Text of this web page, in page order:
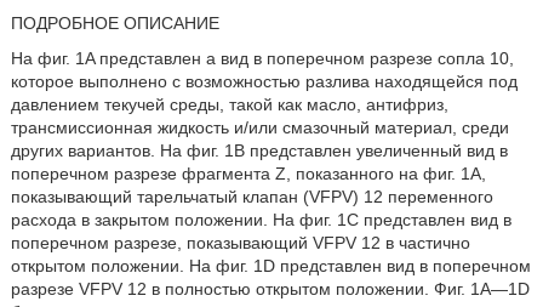
ПОДРОБНОЕ ОПИСАНИЕ
На фиг. 1A представлен a вид в поперечном разрезе сопла 10,
которое выполнено с возможностью разлива находящейся под
давлением текучей среды, такой как масло, антифриз,
трансмиссионная жидкость и/или смазочный материал, среди
других вариантов. На фиг. 1B представлен увеличенный вид в
поперечном разрезе фрагмента Z, показанного на фиг. 1A,
показывающий тарельчатый клапан (VFPV) 12 переменного
расхода в закрытом положении. На фиг. 1C представлен вид в
поперечном разрезе, показывающий VFPV 12 в частично
открытом положении. На фиг. 1D представлен вид в поперечном
разрезе VFPV 12 в полностью открытом положении. Фиг. 1A—1D